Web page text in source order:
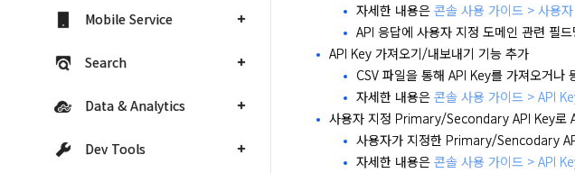
Mobile Service
Search
Data & Analytics
Dev Tools
자세한 내용은 콘솔 사용 가이드 > 사용
API 응답에 사용자 지정 도메인 관련 필
API Key 가져오기/내보내기 기능 추가
CSV 파일을 통해 API Key를 가져오거나
자세한 내용은 콘솔 사용 가이드 > API
사용자 지정 Primary/Secondary API Key로
사용자가 지정한 Primary/Sencodary
자세한 내용은 콘솔 사용 가이드 > API